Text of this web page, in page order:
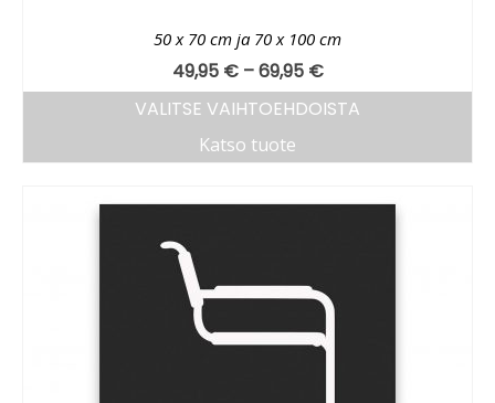
50 x 70 cm ja 70 x 100 cm
49,95 € –69,95 €
VALITSE VAIHTOEHDOISTA
Katso tuote